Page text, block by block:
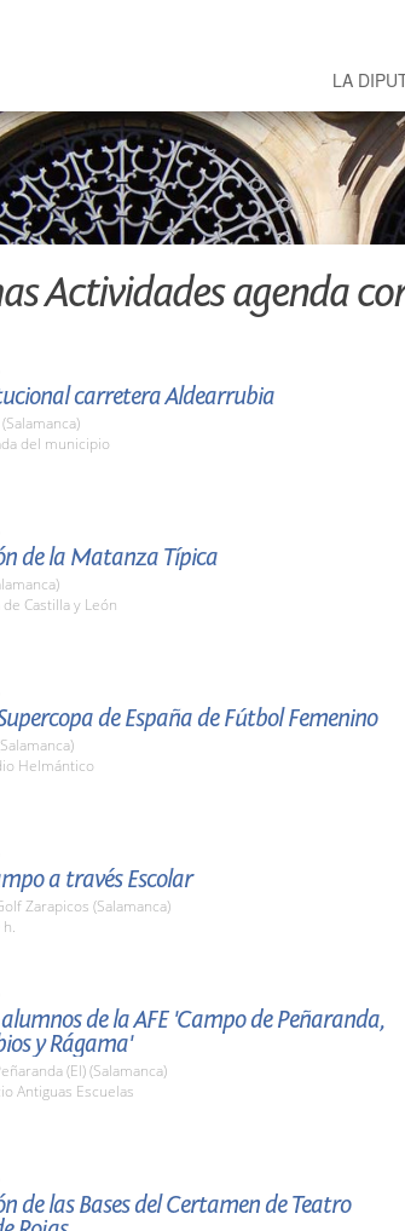
LA
Actividades agenda
carretera Aldearrubia
del municipio
de la Matanza Típica
de Castilla y León
de España de Fútbol Femenino
Helmántico
a través Escolar
Zarapicos (Salamanca)
de la AFE 'Campo de Peñaranda,
y Rágama'
(El) (Salamanca)
Antiguas Escuelas
de las Bases del Certamen de Teatro